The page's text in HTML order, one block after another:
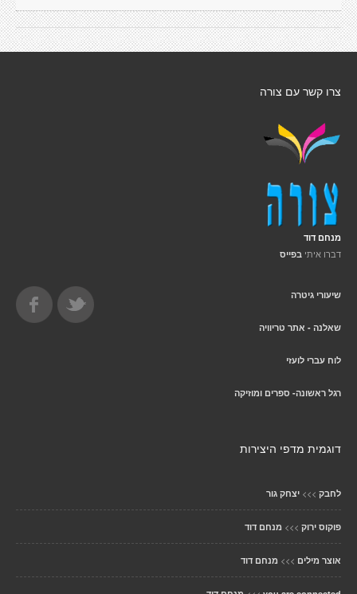
צרו קשר עם צורה
מנחם דוד
דברו איתי בפייס
שיעורי גיטרה
שאלנה - אתר טריוויה
לוח עברי לועזי
רגל ראשונה- ספרים ומוזיקה
דוגמית מדפי היצירות
לחבק >>> יצחק גור
פוקוס ירוק >>> מנחם דוד
אוצר מילים >>> מנחם דוד